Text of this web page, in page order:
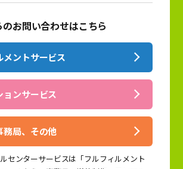
お問い合わせはこちら
メントサービス
ョンサービス
務局、その他
センターサービスは「フルフィルメント